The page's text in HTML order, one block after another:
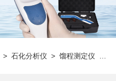
>石化分析仪 >馏程测定仪